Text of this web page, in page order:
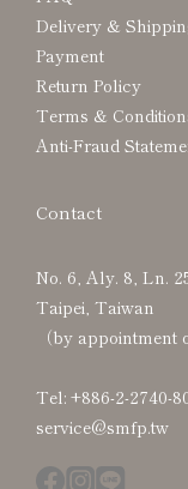
Delivery &
Payment
Return Policy
Terms &
Anti-Fraud
Contact
No. 6, Aly. 8, Ln.
Taipei, Taiwan
（by appointment
Tel: +886-2-2740-
service@smfp.tw